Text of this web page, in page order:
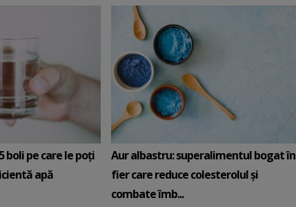
boli pe care le poți
apă
Aur albastru: superalimentul bogat în
fier care reduce colesterolul și
combate îmb...